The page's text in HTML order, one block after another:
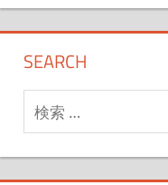
SEARCH